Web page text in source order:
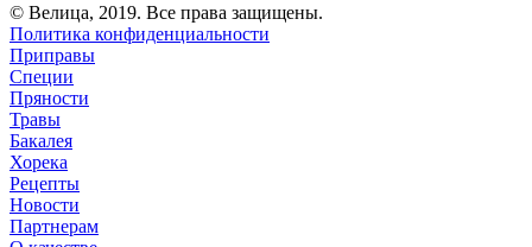
© Велица, 2019. Все права защищены.
Политика конфиденциальности
Приправы
Специи
Пряности
Травы
Бакалея
Хорека
Рецепты
Новости
Партнерам